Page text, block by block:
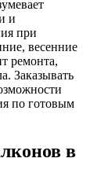
и
при
весенние
ремонта,
Заказывать
по готовым
в